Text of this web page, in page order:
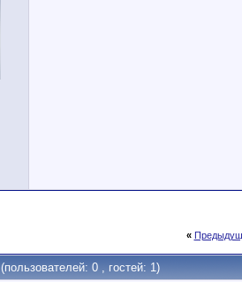
«
(пользователей: 0 , гостей: 1)